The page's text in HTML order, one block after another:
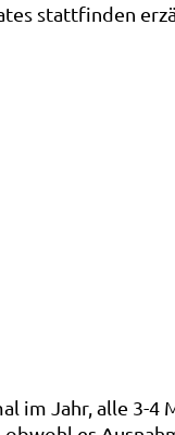
stattfinden
im Jahr, alle 3-4